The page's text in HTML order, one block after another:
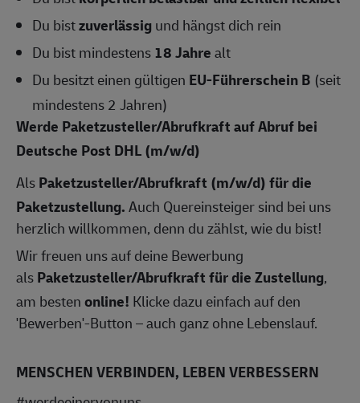
Du bistzuverlässigund hängst dich rein
Du bist mindestens 18 Jahrealt
Du besitzt einen gültigen EU-Führerschein B (seit
mindestens 2 Jahren)
Werde Paketzusteller/Abrufkraft auf Abruf bei
Deutsche Post DHL(m/w/d)
AlsPaketzusteller/Abrufkraft (m/w/d) für die
Paketzustellung.Auch Quereinsteiger sind bei uns
herzlich willkommen, denn du zählst, wie du bist!
Wir freuen uns auf deine Bewerbung
alsPaketzusteller/Abrufkraftfür die Zustellung,
am bestenonline! Klicke dazu einfach auf den
'Bewerben'-Button – auch ganz ohne Lebenslauf.
MENSCHEN VERBINDEN, LEBEN VERBESSERN